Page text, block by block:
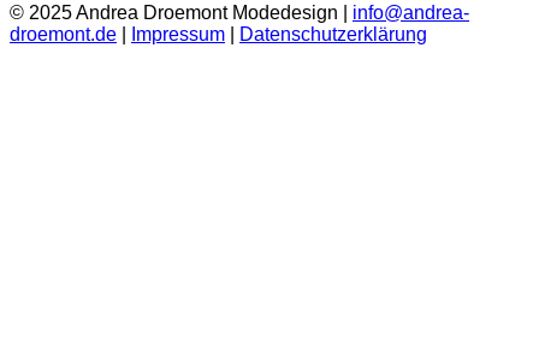
© 2025 Andrea Droemont Modedesign | info@andrea-
droemont.de
Impressum Datenschutzerklärung